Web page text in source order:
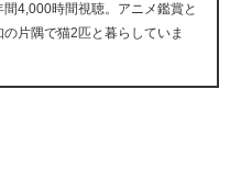
4,000時間視聴。アニメ鑑賞と
片隅で猫2匹と暮らしていま